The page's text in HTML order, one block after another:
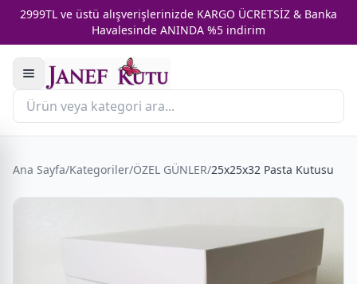
2999TL ve üstü alışverişlerinizde KARGO ÜCRETSİZ & Banka
Havalesinde ANINDA %5 indirim
Ana Sayfa/Kategoriler/ÖZEL GÜNLER/25x25x32 Pasta Kutusu